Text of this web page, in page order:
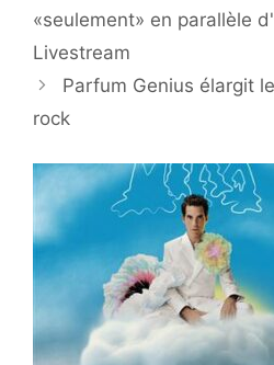
«seulement» en parallèle
Livestream
Parfum Genius élargit
rock